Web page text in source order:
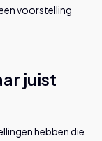
voorstelling
juist
hebben die